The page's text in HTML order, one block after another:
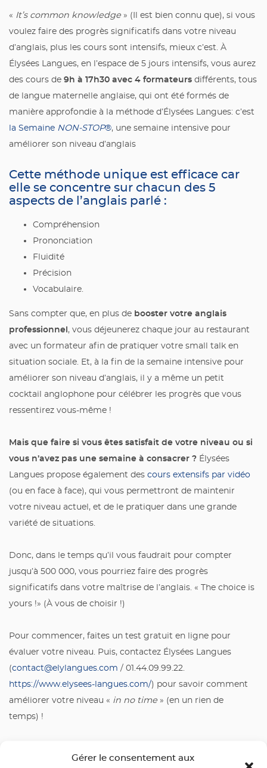
Gérer le consentement aux
« It’s common knowledge » (Il est bien connu que), si vous
voulez faire des progrès significatifs dans votre niveau
d’anglais, plus les cours sont intensifs, mieux c’est. À
Élysées Langues, en l’espace de 5 jours intensifs, vous aurez
des cours de 9h à 17h30 avec 4 formateurs différents, tous
de langue maternelle anglaise, qui ont été formés de
manière approfondie à la méthode d’Élysées Langues: c’est
la Semaine NON-STOP®, une semaine intensive pour
améliorer son niveau d’anglais
Cette méthode unique est efficace car
elle se concentre sur chacun des 5
aspects de l’anglais parlé :
Compréhension
Prononciation
Fluidité
Précision
Vocabulaire.
Sans compter que, en plus de booster votre anglais
professionnel, vous déjeunerez chaque jour au restaurant
avec un formateur afin de pratiquer votre small talk en
situation sociale. Et, à la fin de la semaine intensive pour
améliorer son niveau d’anglais, il y a même un petit
cocktail anglophone pour célébrer les progrès que vous
ressentirez vous-même !
Mais que faire si vous êtes satisfait de votre niveau ou si
vous n’avez pas une semaine à consacrer ? Élysées
Langues propose également des cours extensifs par vidéo
(ou en face à face), qui vous permettront de maintenir
votre niveau actuel, et de le pratiquer dans une grande
variété de situations.
Donc, dans le temps qu’il vous faudrait pour compter
jusqu’à 500 000, vous pourriez faire des progrès
significatifs dans votre maîtrise de l’anglais. « The choice is
yours !» (À vous de choisir !)
Pour commencer, faites un test gratuit en ligne pour
évaluer votre niveau. Puis, contactez Élysées Langues
(contact@elylangues.com / 01.44.09.99.22.
https://www.elysees-langues.com/) pour savoir comment
améliorer votre niveau « in no time » (en un rien de
temps) !